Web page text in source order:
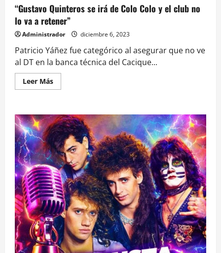
encontrados»
“Gustavo Quinteros se irá de Colo Colo y el club no
lo va a retener”
Administrador diciembre 6, 2023
Patricio Yáñez fue categórico al asegurar que no ve
al DT en la banca técnica del Cacique...
Leer MásLeer
más
Quinteros
se
irá
de
Colo
Colo
y
el
club
no
lo
va
a
retener”